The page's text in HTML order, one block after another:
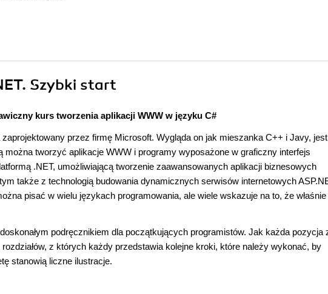
Szybki start
kurs tworzenia aplikacji WWW w języku C#
przez firmę Microsoft. Wygląda on jak mieszanka C++ i Javy,
można tworzyć aplikacje WWW i programy wyposażone w graficzny interfejs
.NET, umożliwiającą tworzenie zaawansowanych aplikacji biznesowych
także z technologią budowania dynamicznych serwisów internetowych
pisać w wielu językach programowania, ale wiele wskazuje na to, że
podręcznikiem dla początkujących programistów. Jak każda pozycja
z których każdy przedstawia kolejne kroki, które należy wykonać, by
stanowią liczne ilustracje.